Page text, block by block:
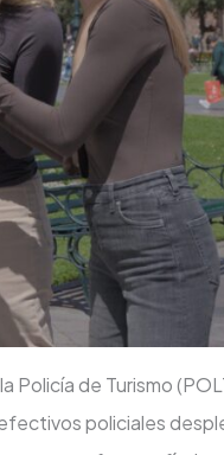
de Turismo
policiales